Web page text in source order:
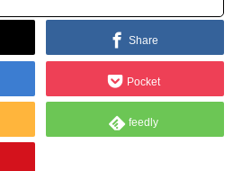
Share
Pocket
feedly